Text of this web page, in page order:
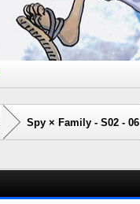
Spy × Family - S02 - 06